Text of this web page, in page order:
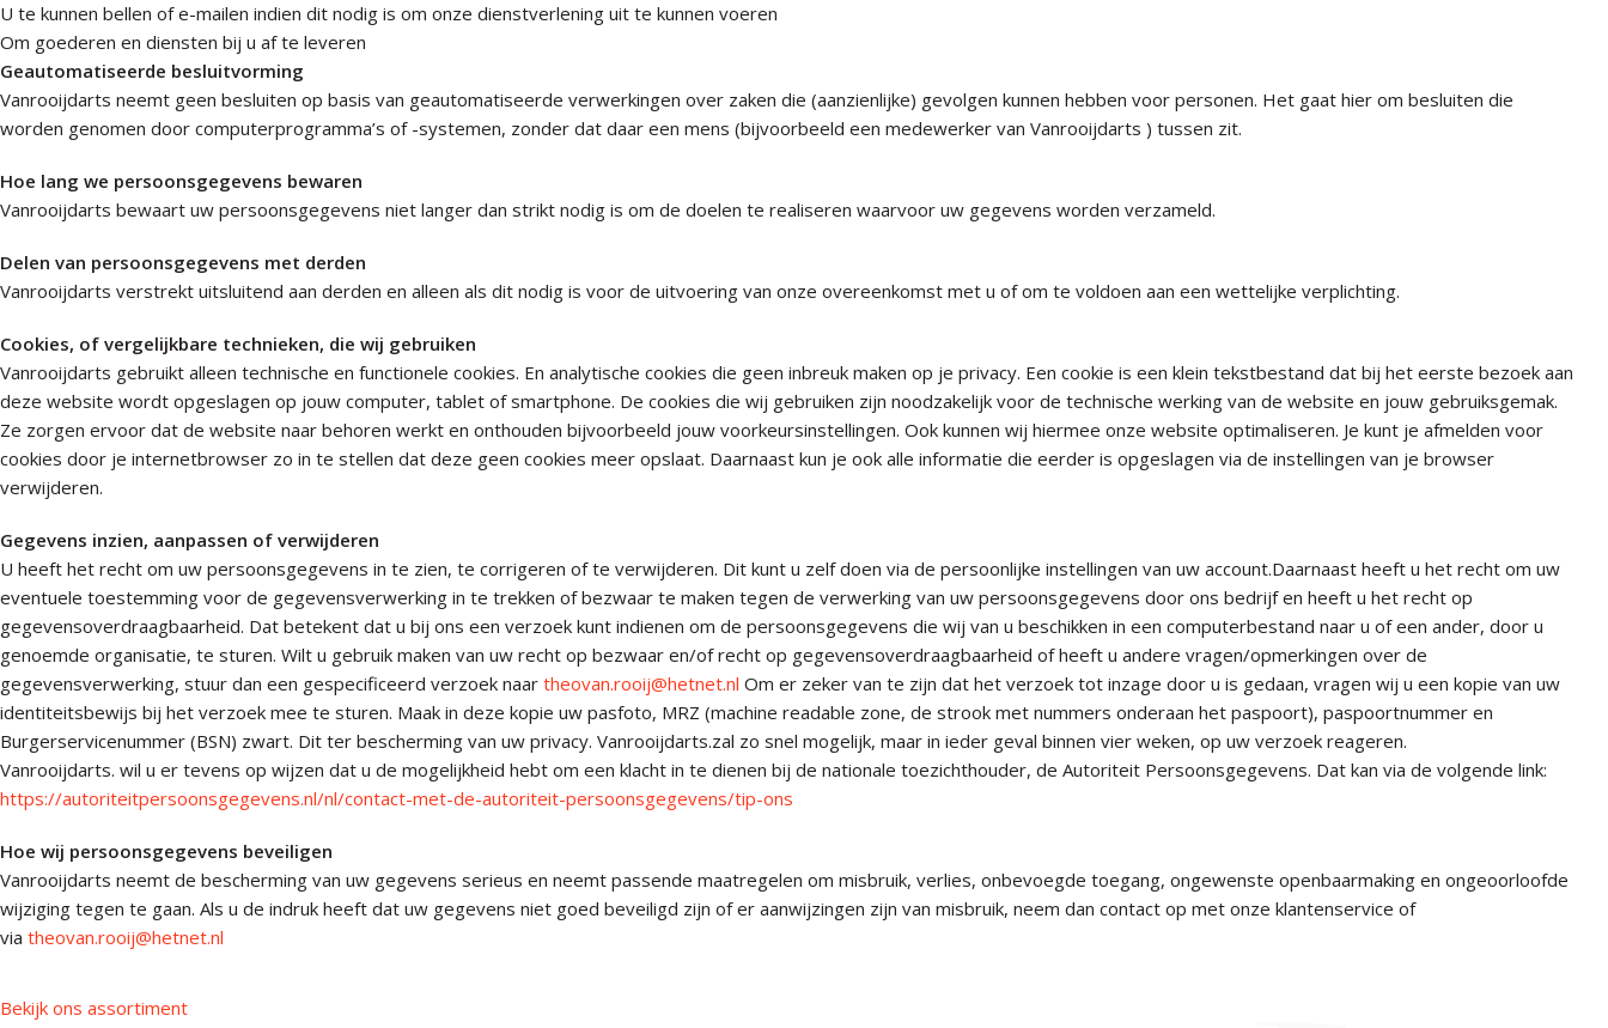
U te kunnen bellen of e-mailen indien dit nodig is om onze dienstverlening uit te kunnen voeren
Om goederen en diensten bij u af te leveren
Geautomatiseerde besluitvorming
Vanrooijdarts neemt geen besluiten op basis van geautomatiseerde verwerkingen over zaken die (aanzienlijke) gevolgen kunnen hebben voor personen. Het gaat hier om besluiten die
worden genomen door computerprogramma’s of -systemen, zonder dat daar een mens (bijvoorbeeld een medewerker van Vanrooijdarts ) tussen zit.
Hoe lang we persoonsgegevens bewaren
Vanrooijdarts bewaart uw persoonsgegevens niet langer dan strikt nodig is om de doelen te realiseren waarvoor uw gegevens worden verzameld.
Delen van persoonsgegevens met derden
Vanrooijdarts verstrekt uitsluitend aan derden en alleen als dit nodig is voor de uitvoering van onze overeenkomst met u of om te voldoen aan een wettelijke verplichting.
Cookies, of vergelijkbare technieken, die wij gebruiken
Vanrooijdarts gebruikt alleen technische en functionele cookies. En analytische cookies die geen inbreuk maken op je privacy. Een cookie is een klein tekstbestand dat bij het eerste bezoek aan
deze website wordt opgeslagen op jouw computer, tablet of smartphone. De cookies die wij gebruiken zijn noodzakelijk voor de technische werking van de website en jouw gebruiksgemak.
Ze zorgen ervoor dat de website naar behoren werkt en onthouden bijvoorbeeld jouw voorkeursinstellingen. Ook kunnen wij hiermee onze website optimaliseren. Je kunt je afmelden voor
cookies door je internetbrowser zo in te stellen dat deze geen cookies meer opslaat. Daarnaast kun je ook alle informatie die eerder is opgeslagen via de instellingen van je browser
verwijderen.
Gegevens inzien, aanpassen of verwijderen
U heeft het recht om uw persoonsgegevens in te zien, te corrigeren of te verwijderen. Dit kunt u zelf doen via de persoonlijke instellingen van uw account.Daarnaast heeft u het recht om uw
eventuele toestemming voor de gegevensverwerking in te trekken of bezwaar te maken tegen de verwerking van uw persoonsgegevens door ons bedrijf en heeft u het recht op
gegevensoverdraagbaarheid. Dat betekent dat u bij ons een verzoek kunt indienen om de persoonsgegevens die wij van u beschikken in een computerbestand naar u of een ander, door u
genoemde organisatie, te sturen. Wilt u gebruik maken van uw recht op bezwaar en/of recht op gegevensoverdraagbaarheid of heeft u andere vragen/opmerkingen over de
gegevensverwerking, stuur dan een gespecificeerd verzoek naar theovan.rooij@hetnet.nl Om er zeker van te zijn dat het verzoek tot inzage door u is gedaan, vragen wij u een kopie van uw
identiteitsbewijs bij het verzoek mee te sturen. Maak in deze kopie uw pasfoto, MRZ (machine readable zone, de strook met nummers onderaan het paspoort), paspoortnummer en
Burgerservicenummer (BSN) zwart. Dit ter bescherming van uw privacy. Vanrooijdarts.zal zo snel mogelijk, maar in ieder geval binnen vier weken, op uw verzoek reageren.
Vanrooijdarts. wil u er tevens op wijzen dat u de mogelijkheid hebt om een klacht in te dienen bij de nationale toezichthouder, de Autoriteit Persoonsgegevens. Dat kan via de volgende link:
https://autoriteitpersoonsgegevens.nl/nl/contact-met-de-autoriteit-persoonsgegevens/tip-ons
Hoe wij persoonsgegevens beveiligen
Vanrooijdarts neemt de bescherming van uw gegevens serieus en neemt passende maatregelen om misbruik, verlies, onbevoegde toegang, ongewenste openbaarmaking en ongeoorloofde
wijziging tegen te gaan. Als u de indruk heeft dat uw gegevens niet goed beveiligd zijn of er aanwijzingen zijn van misbruik, neem dan contact op met onze klantenservice of
via theovan.rooij@hetnet.nl
Bekijk ons assortiment